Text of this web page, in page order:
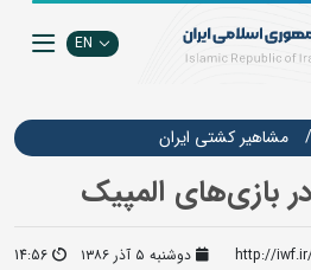
EN
مشاهير كشتي ايران
بازی‌های المپیک
http:// دوشنبه ۵ آذر ۱۳۸۶ 14:56